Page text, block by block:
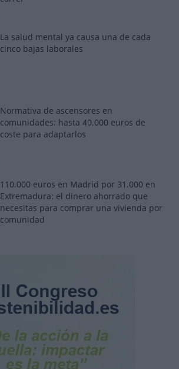
La salud mental ya causa una de cada
cinco bajas laborales
Normativa de ascensores en
comunidades: hasta 40.000 euros de
coste para adaptarlos
110.000 euros en Madrid por 31.000 en
Extremadura: el dinero ahorrado que
necesitas para comprar una vivienda por
comunidad